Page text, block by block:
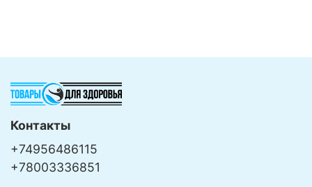
Контакты
+74956486115
+78003336851